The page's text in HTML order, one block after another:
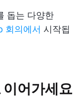
돕는 다양한
회의에서 시작됩
이어가세요